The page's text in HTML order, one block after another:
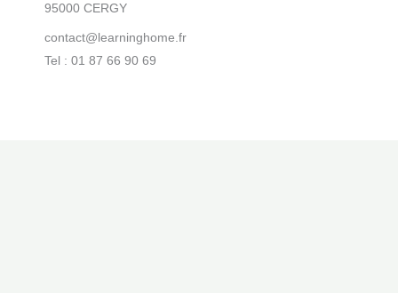
95000 CERGY
contact@learninghome.fr
Tel : 01 87 66 90 69